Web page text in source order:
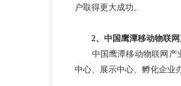
户取得更大成功。
2、中国鹰潭移动物联网
中国鹰潭移动物联网产业
中心、展示中心、孵化企业